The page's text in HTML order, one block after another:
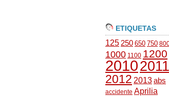
ETIQUETAS
125 250 650 750
1000 1100 1200
20102011
2012 2013abs
accidente Aprilia